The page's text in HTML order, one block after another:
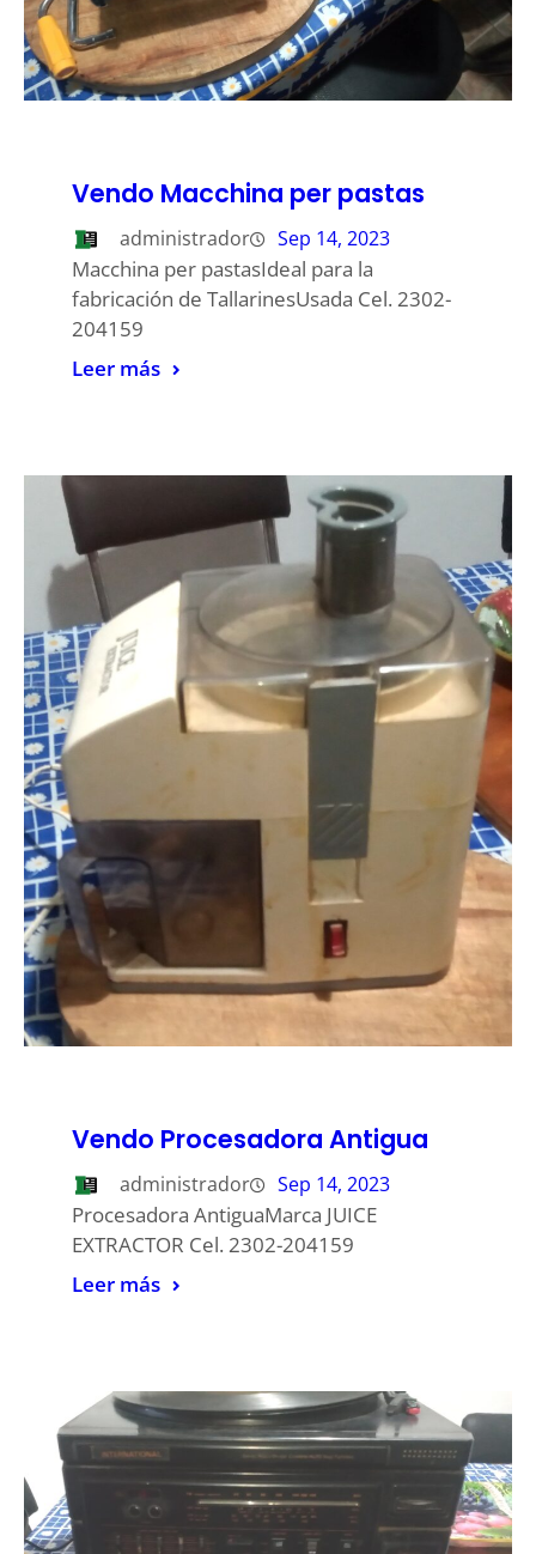
Vendo Macchina per pastas
administrador Sep 14, 2023
Macchina per pastasIdeal para la
fabricación de TallarinesUsada Cel. 2302-
204159
Leer más
Vendo Procesadora Antigua
administrador Sep 14, 2023
Procesadora AntiguaMarca JUICE
EXTRACTOR Cel. 2302-204159
Leer más